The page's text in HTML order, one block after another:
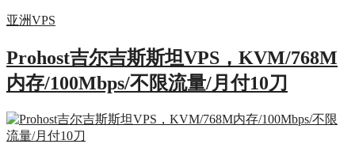
亚洲VPS
Prohost吉尔吉斯斯坦VPS，KVM/768M
内存/100Mbps/不限流量/月付10刀